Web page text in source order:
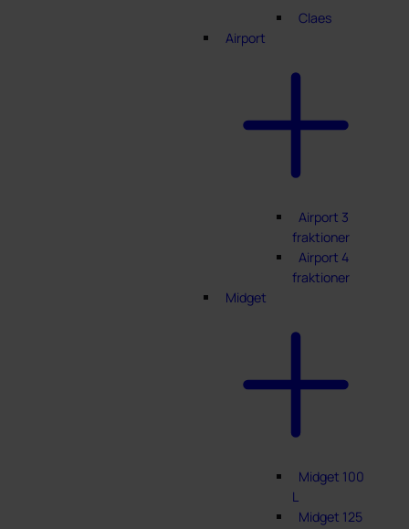
Claes
Airport
Airport 3
fraktioner
Airport 4
fraktioner
Midget
Midget 100
L
Midget 125